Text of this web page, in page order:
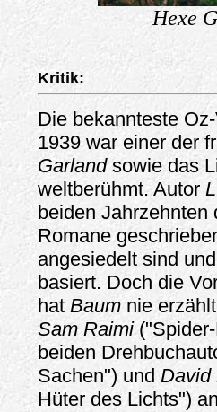
Hexe
Kritik:
Die bekannteste
1939 war einer der
Garlandsowie das
weltberühmt. Autor
beiden
Romane
angesiedelt sind
basiert. Doch die
hat Baum nie
Sam Raimi("Spider-
beiden
Sachen") und David
Hüter des Lichts")